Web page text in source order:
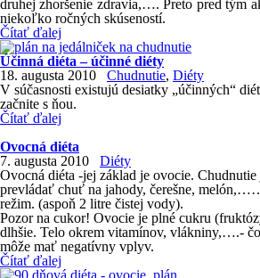
druhej zhoršenie zdravia,…. Preto pred tým
niekoľko ročných skúseností.
Čítať ďalej
Účinná diéta – účinné diéty
18. augusta 2010
Chudnutie, Diéty
V súčasnosti existujú desiatky „účinných“
začnite s ňou.
Čítať ďalej
Ovocná diéta
7. augusta 2010
Diéty
Ovocná diéta -jej základ je ovocie.
prevládať chuť na jahody, čerešne,
režim. (aspoň 2 litre čistej vody).
Pozor na cukor! Ovocie je plné cukru
dlhšie. Telo okrem vitamínov, vlákniny,….-
môže mať negatívny vplyv.
Čítať ďalej